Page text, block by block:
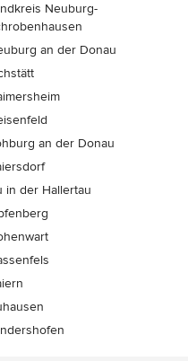
Neuburg-
an der Donau
an der Donau
in der Hallertau